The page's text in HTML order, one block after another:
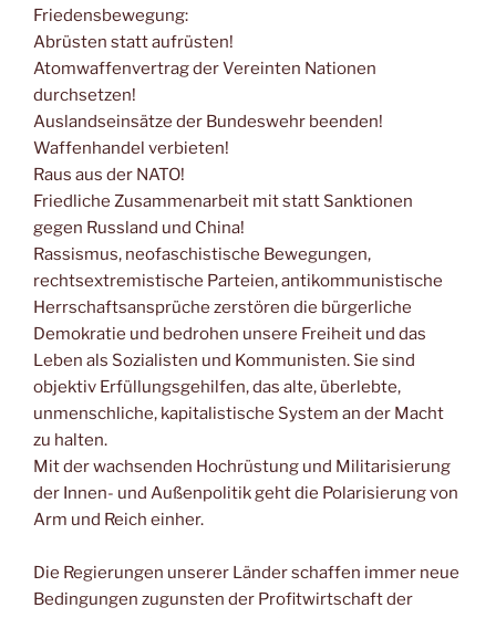
Friedensbewegung:
Abrüsten statt aufrüsten!
Atomwaffenvertrag der Vereinten Nationen
durchsetzen!
Auslandseinsätze der Bundeswehr beenden!
Waffenhandel verbieten!
Raus aus der NATO!
Friedliche Zusammenarbeit mit statt Sanktionen
gegen Russland und China!
Rassismus, neofaschistische Bewegungen,
rechtsextremistische Parteien, antikommunistische
Herrschaftsansprüche zerstören die bürgerliche
Demokratie und bedrohen unsere Freiheit und das
Leben als Sozialisten und Kommunisten. Sie sind
objektiv Erfüllungsgehilfen, das alte, überlebte,
unmenschliche, kapitalistische System an der Macht
zu halten.
Mit der wachsenden Hochrüstung und Militarisierung
der Innen- und Außenpolitik geht die Polarisierung von
Arm und Reich einher.
Die Regierungen unserer Länder schaffen immer neue
Bedingungen zugunsten der Profitwirtschaft der